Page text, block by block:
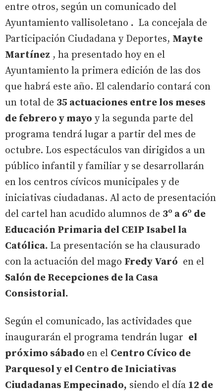
entre otros, según un comunicado del
Ayuntamiento vallisoletano . La concejala de
Participación Ciudadana y Deportes, Mayte
Martínez , ha presentado hoy en el
Ayuntamiento la primera edición de las dos
que habrá este año. El calendario contará con
un total de 35 actuaciones entre los meses
de febrero y mayo y la segunda parte del
programa tendrá lugar a partir del mes de
octubre. Los espectáculos van dirigidos a un
público infantil y familiar y se desarrollarán
en los centros cívicos municipales y de
iniciativas ciudadanas. Al acto de presentación
del cartel han acudido alumnos de 3º a 6º de
Educación Primaria del CEIP Isabel la
Católica. La presentación se ha clausurado
con la actuación del mago Fredy Varó en el
Salón de Recepciones de la Casa
Consistorial.
Según el comunicado, las actividades que
inaugurarán el programa tendrán lugar el
próximo sábado en el Centro Cívico de
Parquesol y el Centro de Iniciativas
Ciudadanas Empecinado, siendo el día 12 de